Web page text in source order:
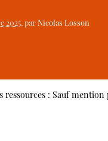
2025, parNicolas Losson
ressources : Sauf mention